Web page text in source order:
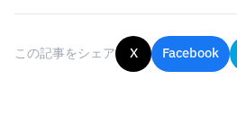
この記事をシェア X Facebook